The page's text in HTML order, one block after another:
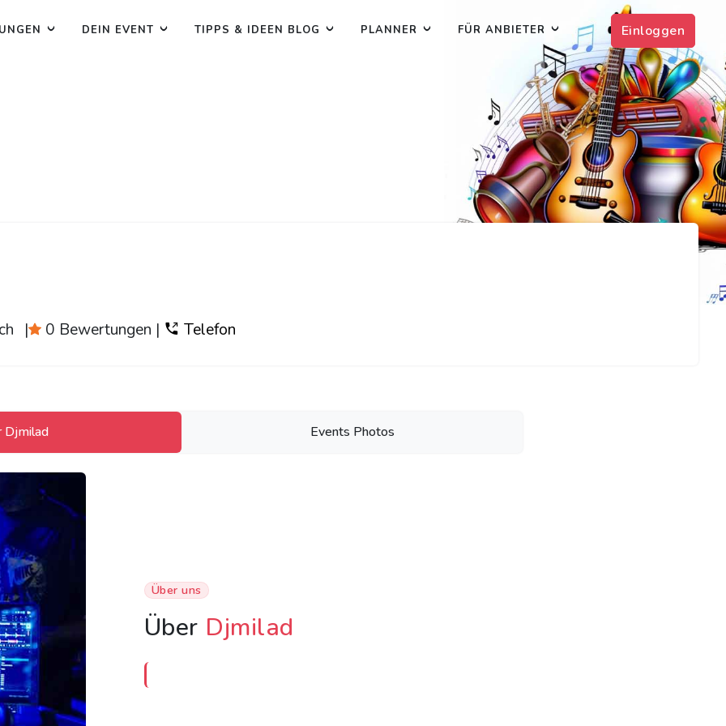
Einloggen
DEIN EVENT TIPPS & IDEEN BLOG PLANNER FÜR ANBIETER
| 0 Bewertungen | Telefon
Djmilad Events Photos
Über uns
Über Djmilad